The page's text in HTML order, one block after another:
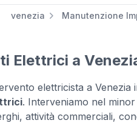
venezia Manutenzione
Elettrici a
elettricista a Venezia
. Interveniamo nel
attività commerciali,